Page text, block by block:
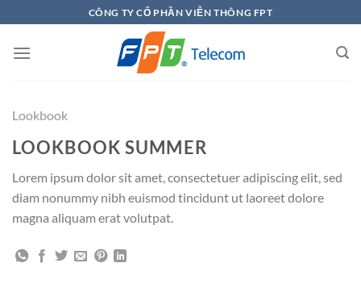
đến
nội
CÔNG TY CỔ PHẦN VIỄN THÔNG FPT
Lookbook
LOOKBOOK SUMMER
Lorem ipsum dolor sit amet, consectetuer adipiscing elit, sed
diam nonummy nibh euismod tincidunt ut laoreet dolore
magna aliquam erat volutpat.